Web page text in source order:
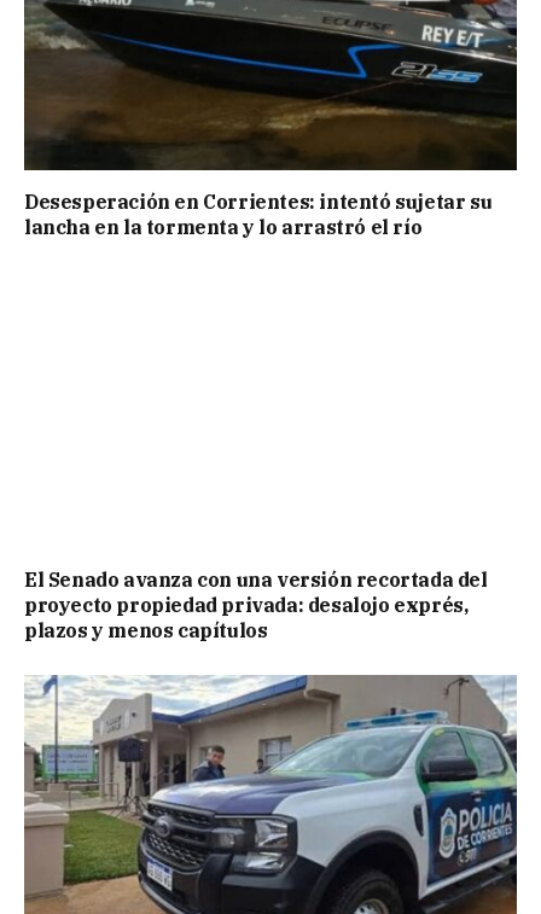
Desesperación en Corrientes: intentó sujetar su
lancha en la tormenta y lo arrastró el río
El Senado avanza con una versión recortada del
proyecto propiedad privada: desalojo exprés,
plazos y menos capítulos